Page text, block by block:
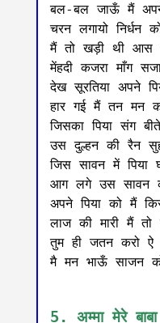
बल-बल जाऊँ मैं
चरन लगायो निर्धन
मैं तो खड़ी थी आस
मेंहदी कजरा माँग
देख सूरतिया अपने
हार गई मैं तन मन
जिसका पिया संग
उस दुल्हन की रैन
जिस सावन में पिया
आग लगे उस सावन
अपने पिया को मैं
लाज की मारी मैं तो
तुम ही जतन करो ऐ
मै मन भाऊँ साजन
5. अम्मा मेरे